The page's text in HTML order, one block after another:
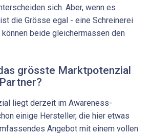
sich. Aber, wenn es
die Grösse egal - eine Schreinerei
beide gleichermassen den
grösste Marktpotenzial
liegt derzeit im Awareness-
einige Hersteller, die hier etwas
Angebot mit einem vollen